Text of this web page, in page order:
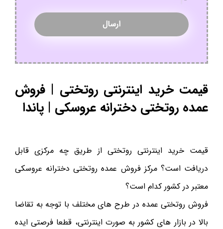
قیمت خرید اینترنتی روتختی | فروش
عمده روتختی دخترانه عروسکی | پاندا
قیمت خرید اینترنتی روتختی از طریق چه مرکزی قابل
دریافت است؟ مرکز فروش عمده روتختی دخترانه عروسکی
معتبر در کشور کدام است؟
فروش روتختی عمده در طرح های مختلف با توجه به تقاضا
بالا در بازار های کشور به صورت اینترنتی، قطعا فرصتی ایده